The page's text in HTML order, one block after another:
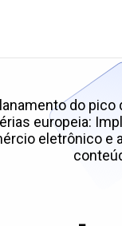
do pico
europeia:
eletrônico e